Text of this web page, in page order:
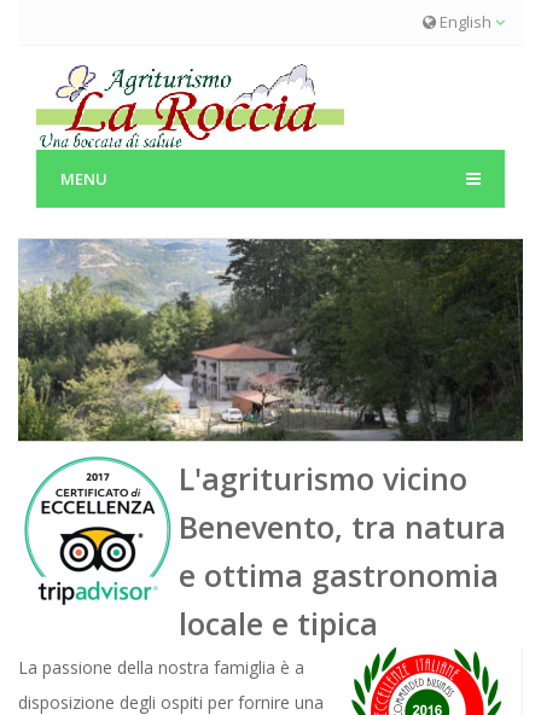
English
MENU
L'agriturismo vicino
Benevento, tra natura
e ottima gastronomia
locale e tipica
La passione della nostra famiglia è a
disposizione degli ospiti per fornire una